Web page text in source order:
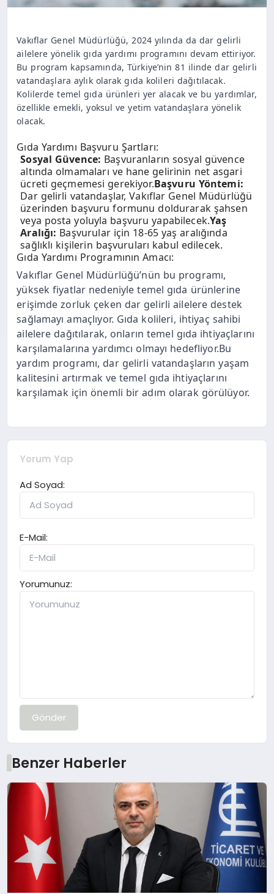
Vakıflar Genel Müdürlüğü, 2024 yılında da dar gelirli
ailelere yönelik gıda yardımı programını devam ettiriyor.
Bu program kapsamında, Türkiye’nin 81 ilinde dar gelirli
vatandaşlara aylık olarak gıda kolileri dağıtılacak.
Kolilerde temel gıda ürünleri yer alacak ve bu yardımlar,
özellikle emekli, yoksul ve yetim vatandaşlara yönelik
olacak.
Gıda Yardımı Başvuru Şartları:
Sosyal Güvence: Başvuranların sosyal güvence
altında olmamaları ve hane gelirinin net asgari
ücreti geçmemesi gerekiyor.Başvuru Yöntemi:
Dar gelirli vatandaşlar, Vakıflar Genel Müdürlüğü
üzerinden başvuru formunu doldurarak şahsen
veya posta yoluyla başvuru yapabilecek.Yaş
Aralığı: Başvurular için 18-65 yaş aralığında
sağlıklı kişilerin başvuruları kabul edilecek.
Gıda Yardımı Programının Amacı:
Vakıflar Genel Müdürlüğü’nün bu programı,
yüksek fiyatlar nedeniyle temel gıda ürünlerine
erişimde zorluk çeken dar gelirli ailelere destek
sağlamayı amaçlıyor. Gıda kolileri, ihtiyaç sahibi
ailelere dağıtılarak, onların temel gıda ihtiyaçlarını
karşılamalarına yardımcı olmayı hedefliyor.Bu
yardım programı, dar gelirli vatandaşların yaşam
kalitesini artırmak ve temel gıda ihtiyaçlarını
karşılamak için önemli bir adım olarak görülüyor.
Yorum Yap
Ad Soyad:
E-Mail:
Yorumunuz:
Gönder
Benzer Haberler